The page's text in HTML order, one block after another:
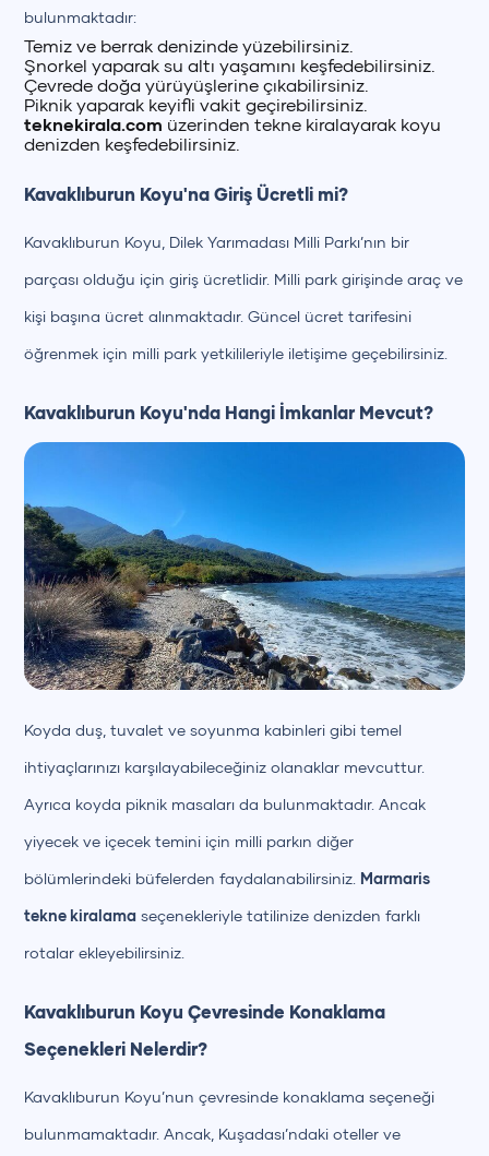
+90 (850) 242 50 50
+90 (850) 242 50 50
bulunmaktadır:
Temiz ve berrak denizinde yüzebilirsiniz.
Şnorkel yaparak su altı yaşamını keşfedebilirsiniz.
Çevrede doğa yürüyüşlerine çıkabilirsiniz.
Piknik yaparak keyifli vakit geçirebilirsiniz.
teknekirala.com üzerinden tekne kiralayarak koyu
denizden keşfedebilirsiniz.
Kavaklıburun Koyu'na Giriş Ücretli mi?
Kavaklıburun Koyu, Dilek Yarımadası Milli Parkı’nın bir
parçası olduğu için giriş ücretlidir. Milli park girişinde araç ve
kişi başına ücret alınmaktadır. Güncel ücret tarifesini
öğrenmek için milli park yetkilileriyle iletişime geçebilirsiniz.
Kavaklıburun Koyu'nda Hangi İmkanlar Mevcut?
Koyda duş, tuvalet ve soyunma kabinleri gibi temel
ihtiyaçlarınızı karşılayabileceğiniz olanaklar mevcuttur.
Ayrıca koyda piknik masaları da bulunmaktadır. Ancak
yiyecek ve içecek temini için milli parkın diğer
bölümlerindeki büfelerden faydalanabilirsiniz. Marmaris
tekne kiralama seçenekleriyle tatilinize denizden farklı
rotalar ekleyebilirsiniz.
Kavaklıburun Koyu Çevresinde Konaklama
Seçenekleri Nelerdir?
Kavaklıburun Koyu’nun çevresinde konaklama seçeneği
bulunmamaktadır. Ancak, Kuşadası’ndaki oteller ve